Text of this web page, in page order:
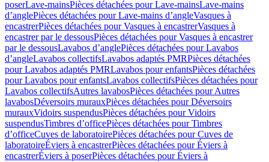
poserLave-mainsPièces détachées pour Lave-mainsLave-mains
d’anglePièces détachées pour Lave-mains d’angleVasques à
encastrerPièces détachées pour Vasques à encastrerVasques à
encastrer par le dessousPièces détachées pour Vasques à encastrer
par le dessousLavabos d’anglePièces détachées pour Lavabos
d’angleLavabos collectifsLavabos adaptés PMRPièces détachées
pour Lavabos adaptés PMRLavabos pour enfantsPièces détachées
pour Lavabos pour enfantsLavabos collectifsPièces détachées pour
Lavabos collectifsAutres lavabosPièces détachées pour Autres
lavabosDéversoirs murauxPièces détachées pour Déversoirs
murauxVidoirs suspendusPièces détachées pour Vidoirs
suspendusTimbres dʼofficePièces détachées pour Timbres
dʼofficeCuves de laboratoirePièces détachées pour Cuves de
laboratoireÉviers à encastrerPièces détachées pour Éviers à
encastrerÉviers à poserPièces détachées pour Éviers à